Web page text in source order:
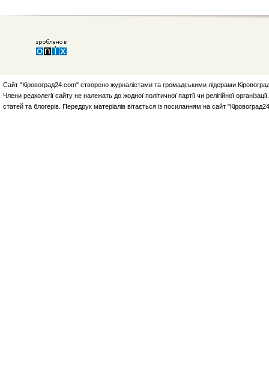
Сайт "Кіровоград24.com" створено журналістами та громадськими лідерами
Члени редколегії сайту не належать до жодної політичної партії чи релігійної
статей та блогерів. Передрук матеріалів вітається із посиланням на сайт